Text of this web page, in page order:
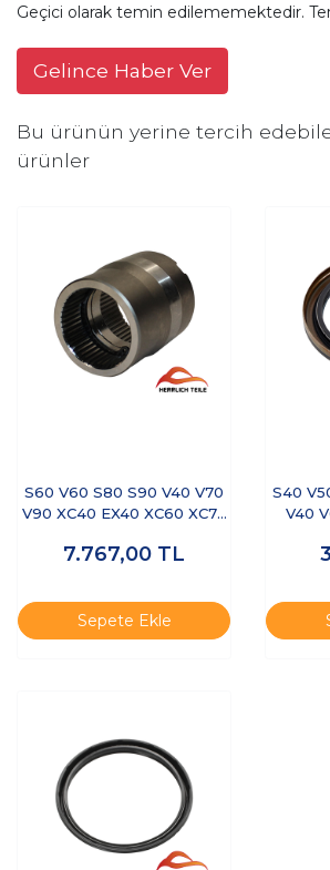
Geçici olarak temin edilememektedir.
Gelince Haber Ver
Bu ürünün yerine tercih
ürünler
S60 V60 S80 S90 V40 V70
V90 XC40 EX40 XC60 XC70
MANŞONU
7.767,00 TL
Sepete Ekle
S40
V40